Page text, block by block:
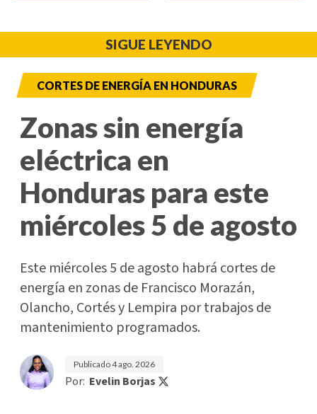
SIGUE LEYENDO
CORTES DE ENERGÍA EN HONDURAS
Zonas sin energía
eléctrica en
Honduras para este
miércoles 5 de agosto
Este miércoles 5 de agosto habrá cortes de
energía en zonas de Francisco Morazán,
Olancho, Cortés y Lempira por trabajos de
mantenimiento programados.
Publicado4 ago. 2026
Por: Evelin Borjas